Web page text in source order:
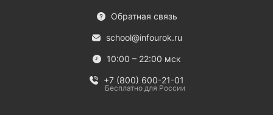
Обратная связь
school@infourok.ru
10:00 – 22:00 мск
+7 (800) 600-21-01
Бесплатно для России